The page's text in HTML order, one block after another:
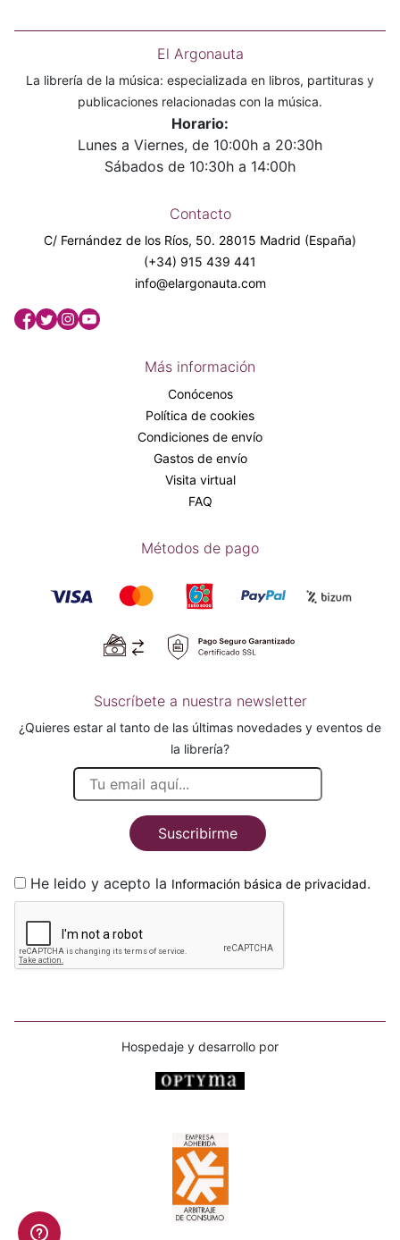
El Argonauta
La librería de la música: especializada en libros, partituras y
publicaciones relacionadas con la música.
Horario:
Lunes a Viernes, de 10:00h a 20:30h
Sábados de 10:30h a 14:00h
Contacto
C/ Fernández de los Ríos, 50. 28015 Madrid (España)
(+34) 915 439 441
info@elargonauta.com
Más información
Conócenos
Política de cookies
Condiciones de envío
Gastos de envío
Visita virtual
FAQ
Métodos de pago
Suscríbete a nuestra newsletter
¿Quieres estar al tanto de las últimas novedades y eventos de
la librería?
Suscribirme
He leido y acepto la Información básica de privacidad.
Hospedaje y desarrollo por